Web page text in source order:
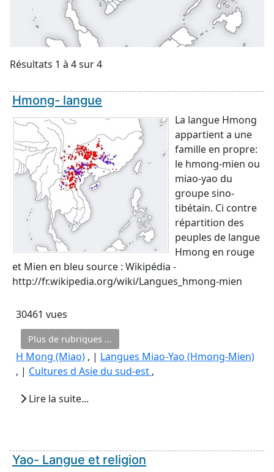
Résultats 1 à 4 sur 4
Hmong- langue
La langue Hmong
appartient a une
famille en propre:
le hmong-mien ou
miao-yao du
groupe sino-
tibétain. Ci contre
répartition des
peuples de langue
Hmong en rouge
et Mien en bleu source : Wikipédia -
http://fr.wikipedia.org/wiki/Langues_hmong-mien
30461 vues
Plus de rubriques ...
H Mong (Miao) , | Langues Miao-Yao (Hmong-Mien)
, | Cultures d Asie du sud-est ,
Lire la suite...
Yao- Langue et religion